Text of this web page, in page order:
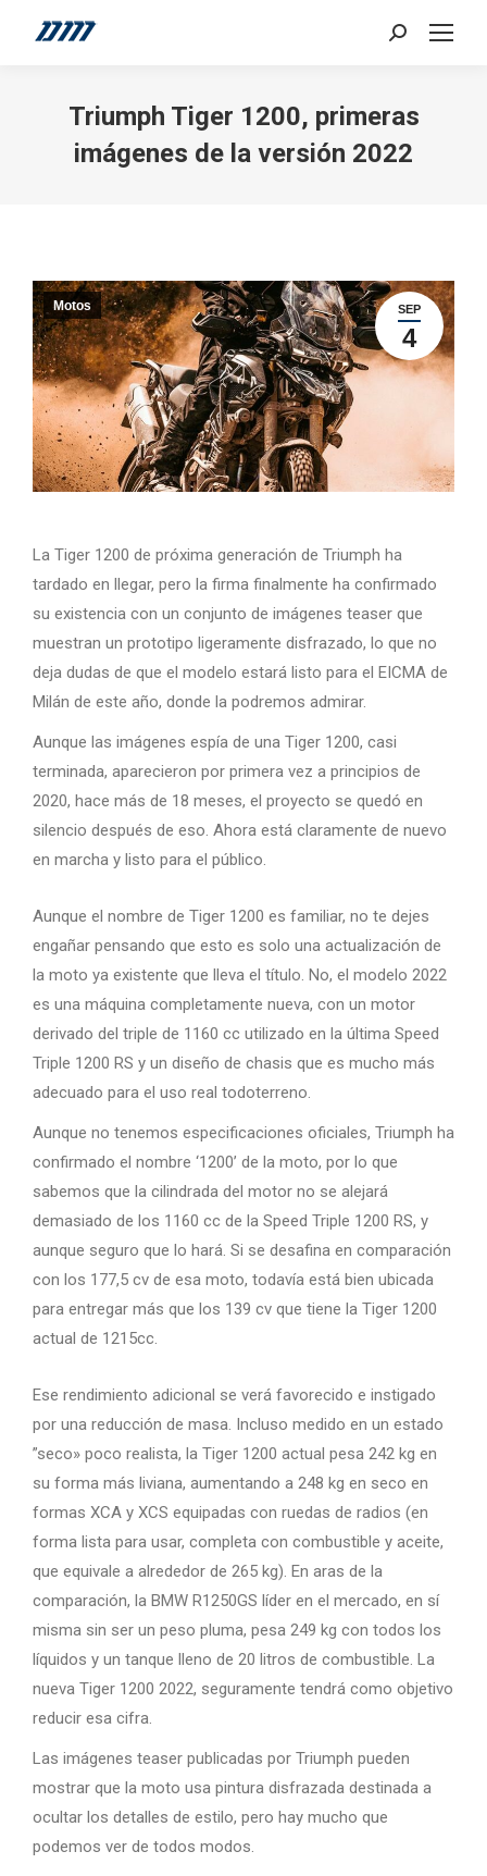
Search:
Triumph Tiger 1200, primeras
imágenes de la versión 2022
SEP
4
Motos
La Tiger 1200 de próxima generación de Triumph ha
tardado en llegar, pero la firma finalmente ha confirmado
su existencia con un conjunto de imágenes teaser que
muestran un prototipo ligeramente disfrazado, lo que no
deja dudas de que el modelo estará listo para el EICMA de
Milán de este año, donde la podremos admirar.
Aunque las imágenes espía de una Tiger 1200, casi
terminada, aparecieron por primera vez a principios de
2020, hace más de 18 meses, el proyecto se quedó en
silencio después de eso. Ahora está claramente de nuevo
en marcha y listo para el público.
Aunque el nombre de Tiger 1200 es familiar, no te dejes
engañar pensando que esto es solo una actualización de
la moto ya existente que lleva el título. No, el modelo 2022
es una máquina completamente nueva, con un motor
derivado del triple de 1160 cc utilizado en la última Speed ​​
Triple 1200 RS y un diseño de chasis que es mucho más
adecuado para el uso real todoterreno.
Aunque no tenemos especificaciones oficiales, Triumph ha
confirmado el nombre ‘1200’ de la moto, por lo que
sabemos que la cilindrada del motor no se alejará
demasiado de los 1160 cc de la Speed ​​Triple 1200 RS, y
aunque seguro que lo hará. Si se desafina en comparación
con los 177,5 cv de esa moto, todavía está bien ubicada
para entregar más que los 139 cv que tiene la Tiger 1200
actual de 1215cc.
Ese rendimiento adicional se verá favorecido e instigado
por una reducción de masa. Incluso medido en un estado
”seco» poco realista, la Tiger 1200 actual pesa 242 kg en
su forma más liviana, aumentando a 248 kg en seco en
formas XCA y XCS equipadas con ruedas de radios (en
forma lista para usar, completa con combustible y aceite,
que equivale a alrededor de 265 kg). En aras de la
comparación, la BMW R1250GS líder en el mercado, en sí
misma sin ser un peso pluma, pesa 249 kg con todos los
líquidos y un tanque lleno de 20 litros de combustible. La
nueva Tiger 1200 2022, seguramente tendrá como objetivo
reducir esa cifra.
Las imágenes teaser publicadas por Triumph pueden
mostrar que la moto usa pintura disfrazada destinada a
ocultar los detalles de estilo, pero hay mucho que
podemos ver de todos modos.